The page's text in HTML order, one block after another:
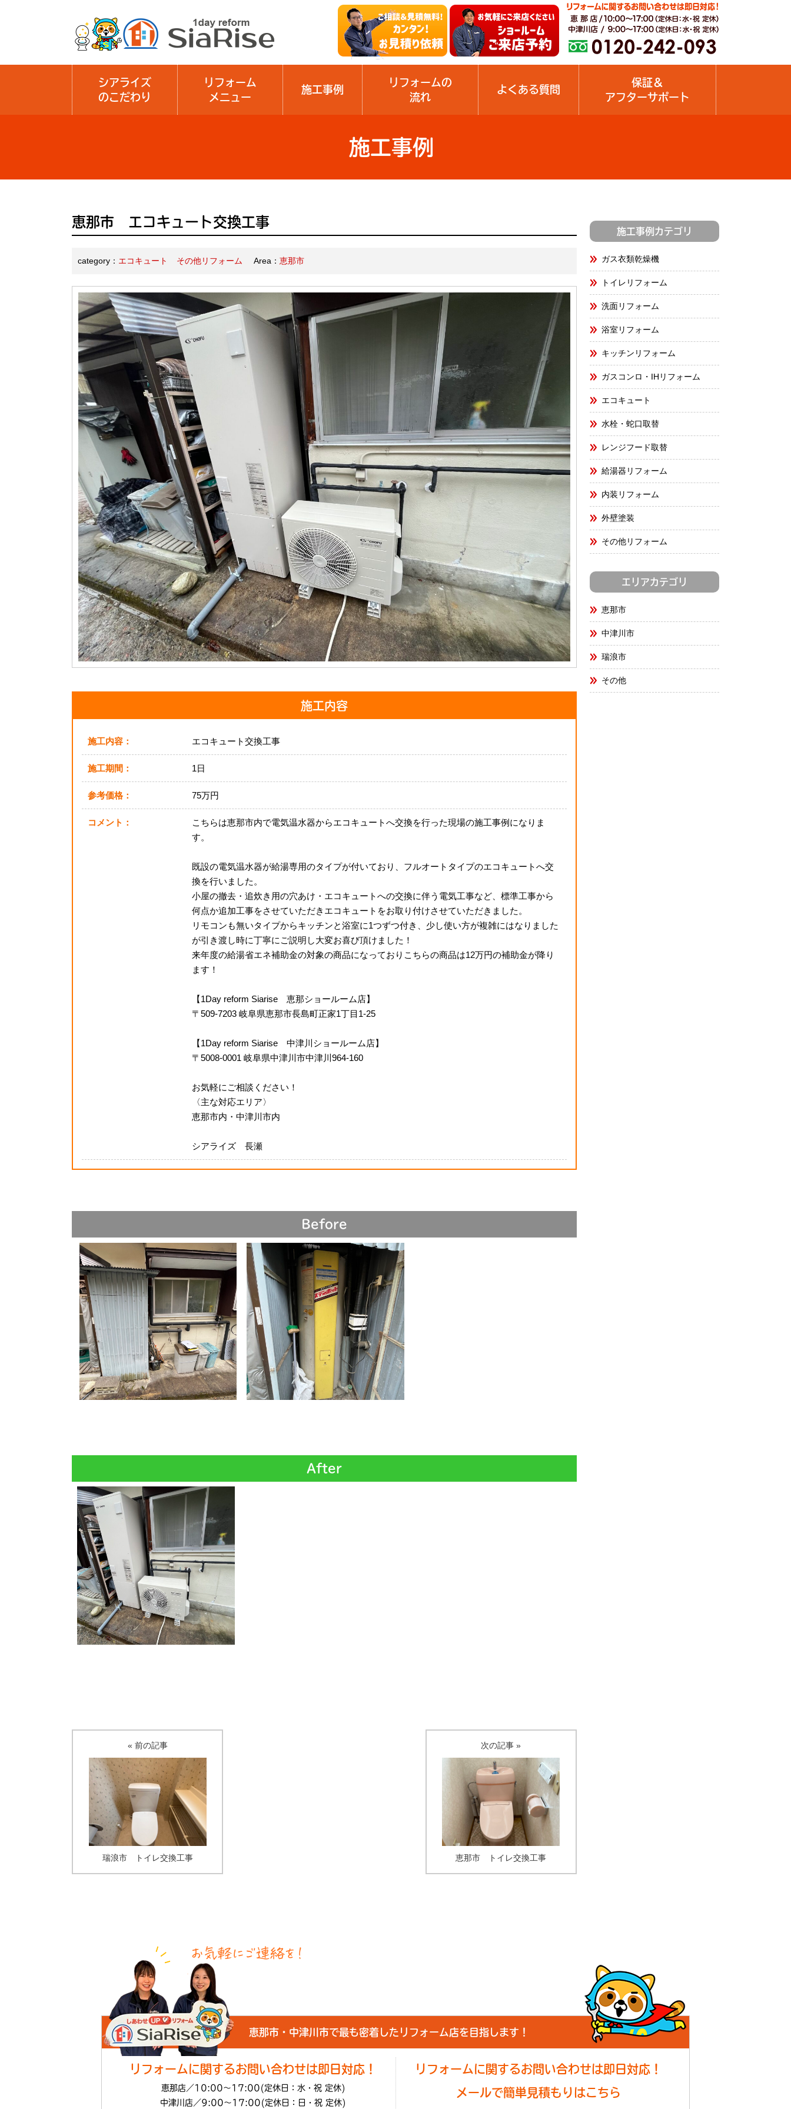
シアライズ
のこだわり
リフォーム
メニュー
施工事例
リフォームの
流れ
よくある質問
保証＆
アフターサポート
施工事例
恵那市 エコキュート交換工事
category： エコキュート その他リフォーム Area： 恵那市
施工内容
施工内容： エコキュート交換工事
施工期間： 1日
参考価格： 75万円
コメント：
こちらは恵那市内で電気温水器からエコキュートへ交換を行った現場の施工事例になりま
す。
既設の電気温水器が給湯専用のタイプが付いており、フルオートタイプのエコキュートへ交
換を行いました。
小屋の撤去・追炊き用の穴あけ・エコキュートへの交換に伴う電気工事など、標準工事から
何点か追加工事をさせていただきエコキュートをお取り付けさせていただきました。
リモコンも無いタイプからキッチンと浴室に1つずつ付き、少し使い方が複雑にはなりました
が引き渡し時に丁寧にご説明し大変お喜び頂けました！
来年度の給湯省エネ補助金の対象の商品になっておりこちらの商品は12万円の補助金が降り
ます！
【1Day reform Siarise 恵那ショールーム店】
〒509-7203 岐阜県恵那市長島町正家1丁目1-25
【1Day reform Siarise 中津川ショールーム店】
〒5008-0001 岐阜県中津川市中津川964-160
お気軽にご相談ください！
〈主な対応エリア〉
恵那市内・中津川市内
シアライズ 長瀬
Before
After
« 前の記事
瑞浪市 トイレ交換工事
次の記事 »
恵那市 トイレ交換工事
施工事例カテゴリ
ガス衣類乾燥機
トイレリフォーム
洗面リフォーム
浴室リフォーム
キッチンリフォーム
ガスコンロ・IHリフォーム
エコキュート
水栓・蛇口取替
レンジフード取替
給湯器リフォーム
内装リフォーム
外壁塗装
その他リフォーム
エリアカテゴリ
恵那市
中津川市
瑞浪市
その他
恵那市・中津川市で最も密着したリフォーム店を目指します！
リフォームに関するお問い合わせは即日対応！
恵那店／10:00～17:00(定休日：水・祝 定休)
中津川店／9:00～17:00(定休日：日・祝 定休)
リフォームに関するお問い合わせは即日対応！
メールで簡単見積もりはこちら